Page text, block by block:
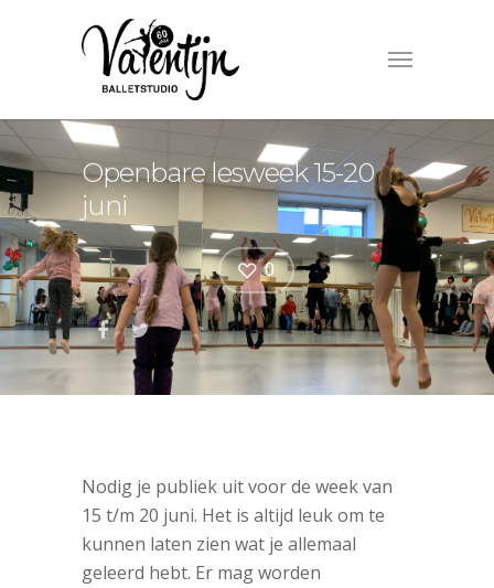
Openbare lesweek 15-20
juni
0
Nodig je publiek uit voor de week van
15 t/m 20 juni. Het is altijd leuk om te
kunnen laten zien wat je allemaal
geleerd hebt. Er mag worden